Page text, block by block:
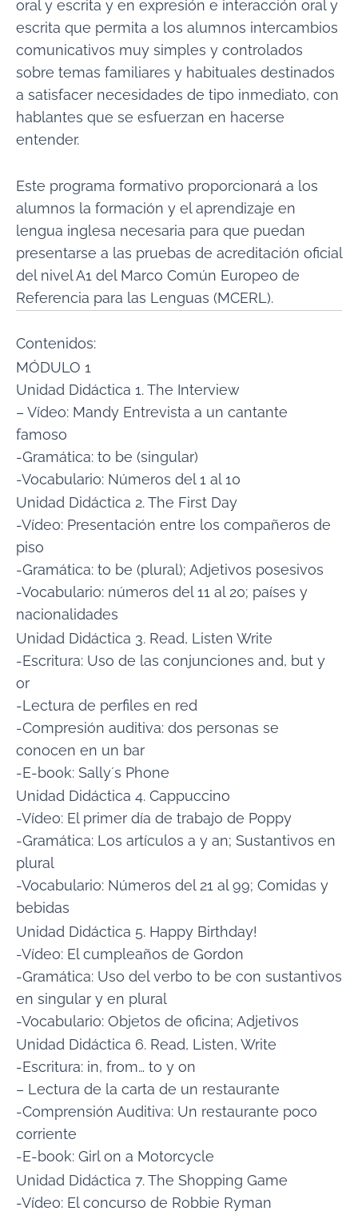
oral y escrita y en expresión e interacción oral y
escrita que permita a los alumnos intercambios
comunicativos muy simples y controlados
sobre temas familiares y habituales destinados
a satisfacer necesidades de tipo inmediato, con
hablantes que se esfuerzan en hacerse
entender.
Este programa formativo proporcionará a los
alumnos la formación y el aprendizaje en
lengua inglesa necesaria para que puedan
presentarse a las pruebas de acreditación oficial
del nivel A1 del Marco Común Europeo de
Referencia para las Lenguas (MCERL).
Contenidos:
MÓDULO 1
Unidad Didáctica 1. The Interview
– Vídeo: Mandy Entrevista a un cantante
famoso
-Gramática: to be (singular)
-Vocabulario: Números del 1 al 10
Unidad Didáctica 2. The First Day
-Vídeo: Presentación entre los compañeros de
piso
-Gramática: to be (plural); Adjetivos posesivos
-Vocabulario: números del 11 al 20; países y
nacionalidades
Unidad Didáctica 3. Read, Listen Write
-Escritura: Uso de las conjunciones and, but y
or
-Lectura de perfiles en red
-Compresión auditiva: dos personas se
conocen en un bar
-E-book: Sally´s Phone
Unidad Didáctica 4. Cappuccino
-Vídeo: El primer día de trabajo de Poppy
-Gramática: Los artículos a y an; Sustantivos en
plural
-Vocabulario: Números del 21 al 99; Comidas y
bebidas
Unidad Didáctica 5. Happy Birthday!
-Vídeo: El cumpleaños de Gordon
-Gramática: Uso del verbo to be con sustantivos
en singular y en plural
-Vocabulario: Objetos de oficina; Adjetivos
Unidad Didáctica 6. Read, Listen, Write
-Escritura: in, from… to y on
– Lectura de la carta de un restaurante
-Comprensión Auditiva: Un restaurante poco
corriente
-E-book: Girl on a Motorcycle
Unidad Didáctica 7. The Shopping Game
-Vídeo: El concurso de Robbie Ryman